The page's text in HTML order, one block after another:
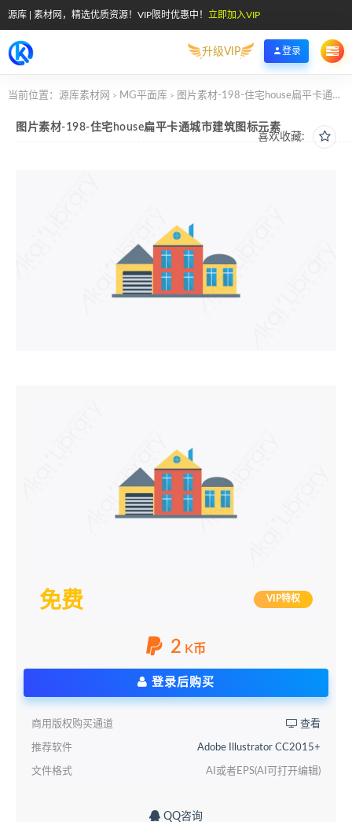
源库 | 素材网，精选优质资源！VIP限时优惠中！ 立即加入VIP
升级VIP 登录
当前位置： 源库素材网 > MG平面库 > 图片素材-198-住宅house扁平卡通城市建筑图标元素
喜欢收藏:
图片素材-198-住宅house扁平卡通城市建筑图标元素
免费 VIP特权
2 K币
登录后购买
商用版权购买通道 查看
推荐软件 Adobe Illustrator CC2015+
文件格式 AI或者EPS(AI可打开编辑)
QQ咨询